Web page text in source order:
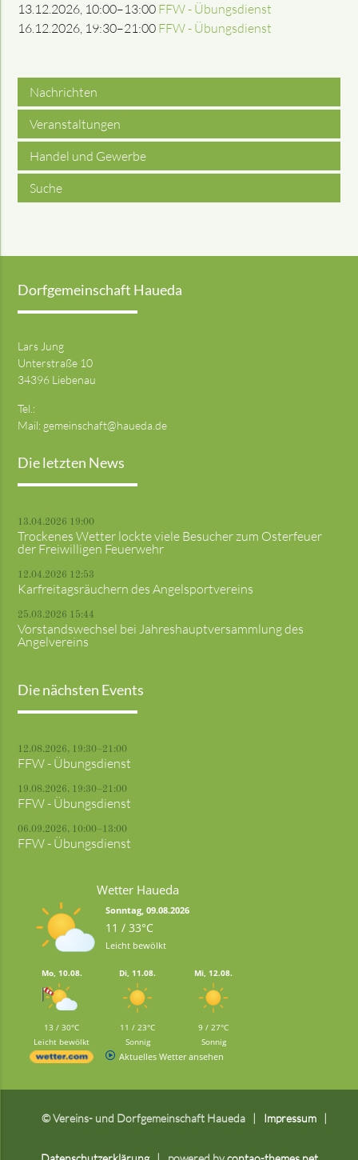
13.12.2026, 10:00–13:00 FFW - Übungsdienst
16.12.2026, 19:30–21:00 FFW - Übungsdienst
Nachrichten
Veranstaltungen
Handel und Gewerbe
Suche
Dorfgemeinschaft Haueda
Lars Jung
Unterstraße 10
34396 Liebenau
Tel.:
Mail: gemeinschaft@haueda.de
Die letzten News
13.04.2026 19:00
Trockenes Wetter lockte viele Besucher zum Osterfeuer
der Freiwilligen Feuerwehr
12.04.2026 12:53
Karfreitagsräuchern des Angelsportvereins
25.03.2026 15:44
Vorstandswechsel bei Jahreshauptversammlung des
Angelvereins
Die nächsten Events
12.08.2026, 19:30–21:00
FFW - Übungsdienst
19.08.2026, 19:30–21:00
FFW - Übungsdienst
06.09.2026, 10:00–13:00
FFW - Übungsdienst
Wetter Haueda
Sonntag, 09.08.2026
11 / 33°C
Leicht bewölkt
Mo, 10.08.
13 / 30°C
Leicht bewölkt
Di, 11.08.
11 / 23°C
Sonnig
Mi, 12.08.
9 / 27°C
Sonnig
Aktuelles Wetter ansehen
© Vereins- und Dorfgemeinschaft Haueda Impressum